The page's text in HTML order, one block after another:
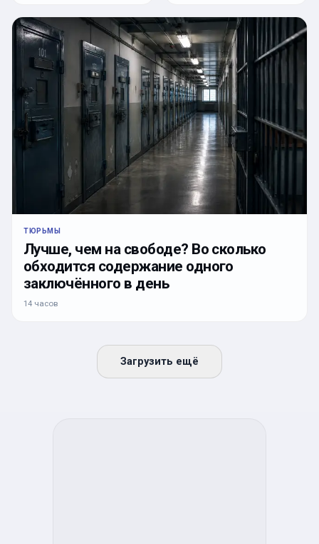
ТЮРЬМЫ
Лучше, чем на свободе? Во сколько
обходится содержание одного
заключённого в день
14 часов
Загрузить ещё